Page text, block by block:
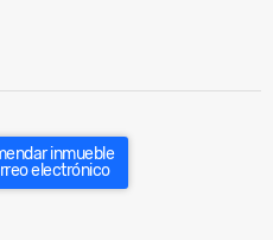
inmueble
electrónico